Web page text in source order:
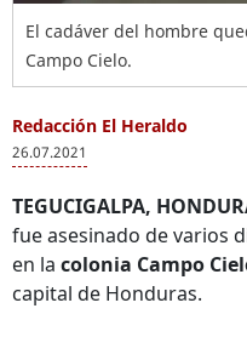
El cadáver del hombre
Campo Cielo.
Redacción El Heraldo
26.07.2021
TEGUCIGALPA,
fue asesinado de varios
en la colonia Campo
capital de Honduras.